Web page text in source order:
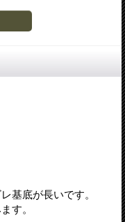
基底が長いです。
す。